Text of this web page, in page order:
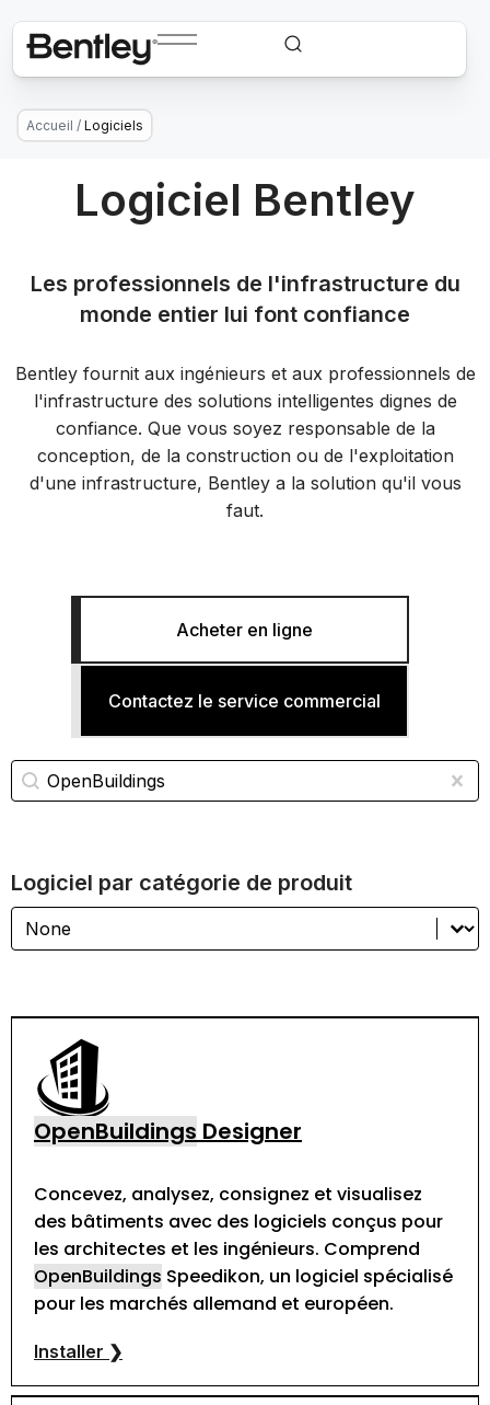
Accueil / Logiciels
Logiciel Bentley
Les professionnels de l'infrastructure du
monde entier lui font confiance
Bentley fournit aux ingénieurs et aux professionnels de
l'infrastructure des solutions intelligentes dignes de
confiance. Que vous soyez responsable de la
conception, de la construction ou de l'exploitation
d'une infrastructure, Bentley a la solution qu'il vous
faut.
Acheter en ligne
Contactez le service commercial
Recherche de logiciel
Rechercher du contenu
Logiciel par catégorie de produit
Logiciel par catégorie de produit
Logiciel par catégorie de produit
OpenBuildings Designer
Concevez, analysez, consignez et visualisez
des bâtiments avec des logiciels conçus pour
les architectes et les ingénieurs. Comprend
OpenBuildings Speedikon, un logiciel spécialisé
pour les marchés allemand et européen.
Installer ❯